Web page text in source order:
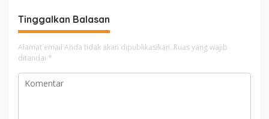
g
a
s
i
p
Tinggalkan Balasan
Alamat email Anda tidak akan dipublikasikan. Ruas yang wajib
ditandai *